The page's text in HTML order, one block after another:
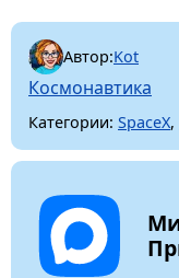
Автор:Kot
Космонавтика
Категории: SpaceX,